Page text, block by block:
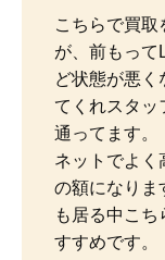
こちらで買取
が、前もって
ど状態が悪く
てくれスタッ
通ってます。
ネットでよく
の額になりま
も居る中こ
すすめです。